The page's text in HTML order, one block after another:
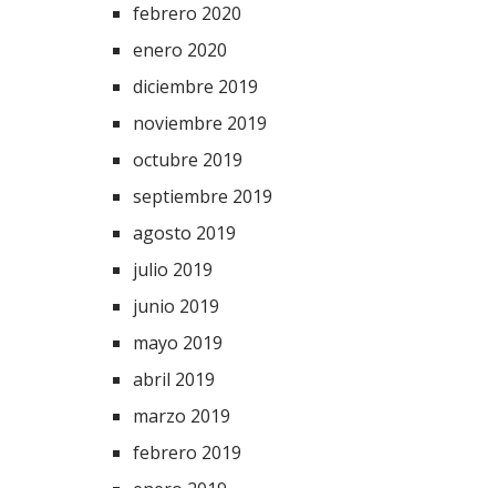
febrero 2020
enero 2020
diciembre 2019
noviembre 2019
octubre 2019
septiembre 2019
agosto 2019
julio 2019
junio 2019
mayo 2019
abril 2019
marzo 2019
febrero 2019